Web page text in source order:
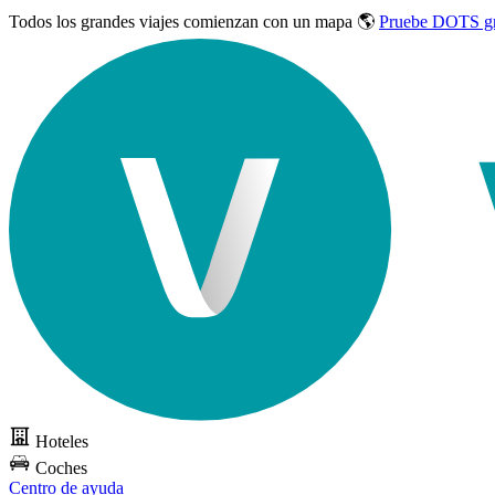
Todos los grandes viajes comienzan con un mapa 🌎 Pruebe DOTS
Hoteles
Coches
Centro de ayuda